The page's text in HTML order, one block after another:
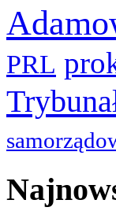
PRL